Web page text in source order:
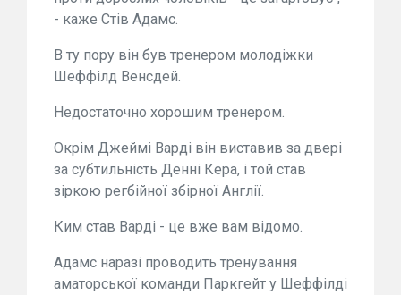
- каже Стів Адамс.
В ту пору він був тренером молодіжки
Шеффілд Венсдей.
Недостаточно хорошим тренером.
Окрім Джеймі Варді він виставив за двері
за субтильність Денні Кера, і той став
зіркою регбійної збірної Англії.
Ким став Варді - це вже вам відомо.
Адамс наразі проводить тренування
аматорської команди Паркгейт у Шеффілді